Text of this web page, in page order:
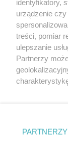
Redakcja
identyfikatory,
urządzenie
treści, pomiar
ulepszanie
Partnerzy
zmienić/
znajdujący
PARTNERZY